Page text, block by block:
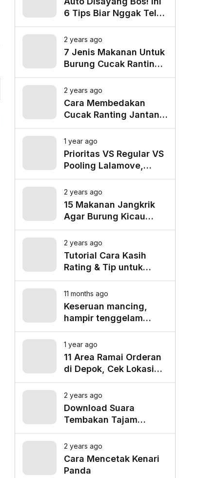
6 Tips Biar Nggak Telat
Datang ke Kantor
2 years ago
7 Jenis Makanan Untuk
Burung Cucak Ranting
Agar Gacor
2 years ago
Cara Membedakan
Cucak Ranting Jantan
Dan Betina
1 year ago
Prioritas VS Regular VS
Pooling Lalamove,
Mana yang Paling
Cocok untuk Kebutuhan
Anda?
2 years ago
15 Makanan Jangkrik
Agar Burung Kicau
Tampil Maksimal
2 years ago
Tutorial Cara Kasih
Rating & Tip untuk
Driver Lalamove Ride
11 months ago
Keseruan mancing,
hampir tenggelam
gara-gara belut besar
1 year ago
11 Area Ramai Orderan
di Depok, Cek Lokasi
Favorit untuk Mangkal
Driver Online
2 years ago
Download Suara
Tembakan Tajam
Burung Siri Siri Gacor
Mp3
2 years ago
Cara Mencetak Kenari
Panda